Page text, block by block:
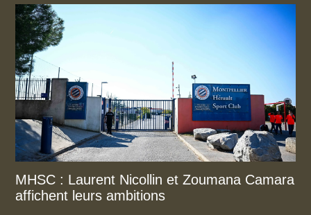
MHSC : Laurent Nicollin et Zoumana Camara
affichent leurs ambitions